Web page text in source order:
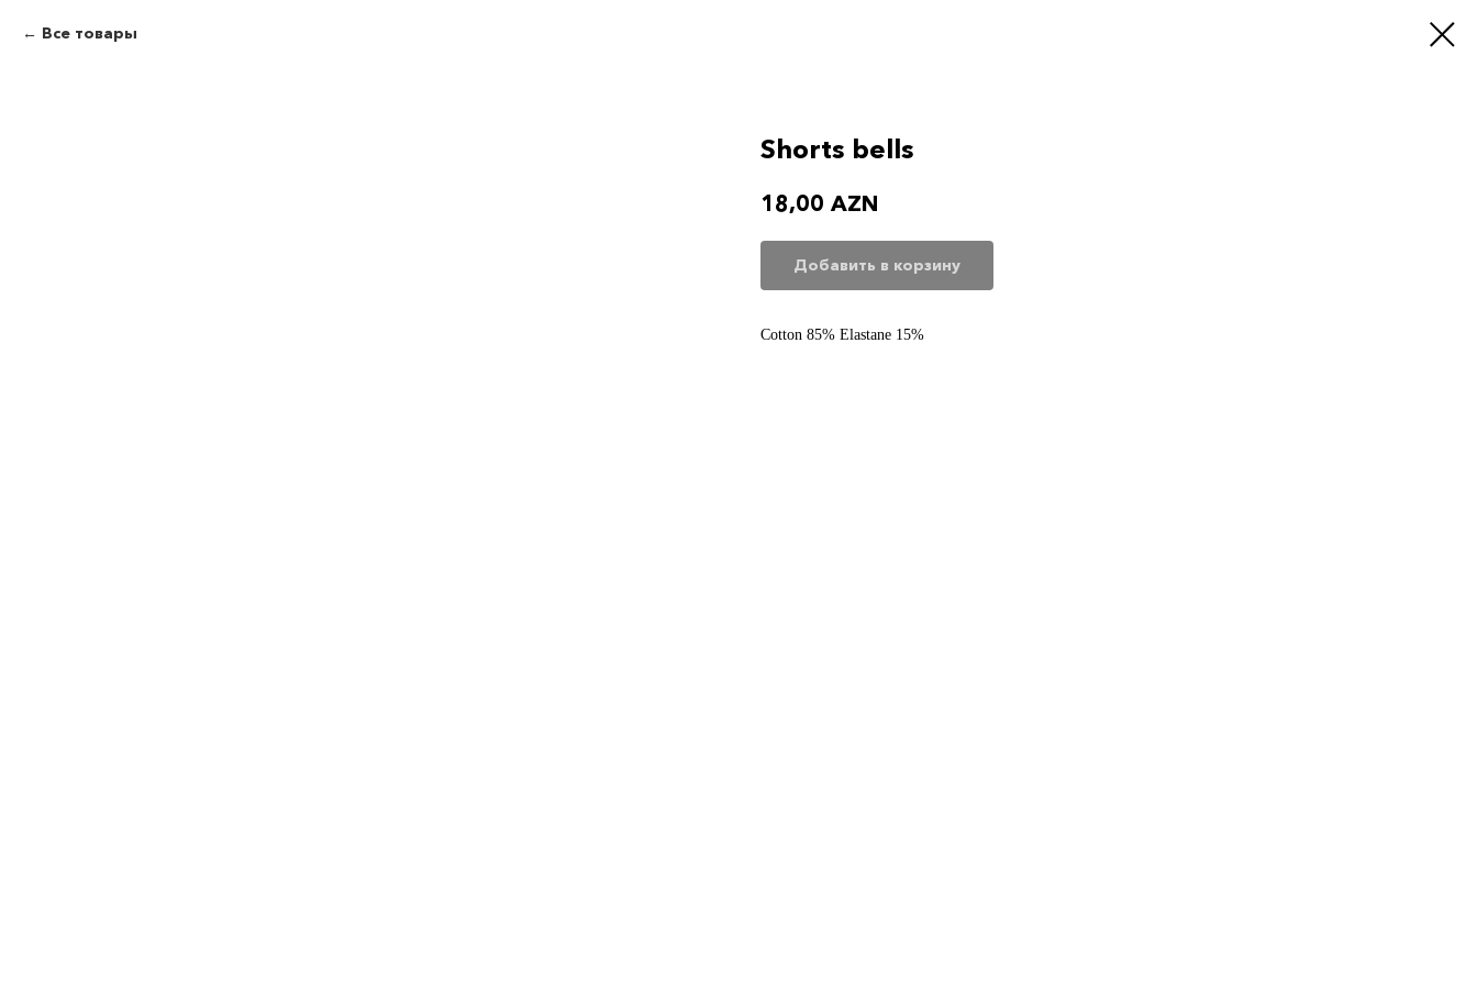
Все товары
Shorts bells
18,00 AZN
Добавить в корзину
Cotton 85% Elastane 15%